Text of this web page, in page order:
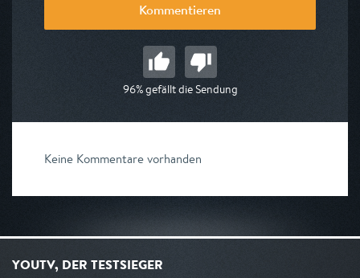
Kommentieren
96% gefällt die Sendung
Keine Kommentare vorhanden
YOUTV, DER TESTSIEGER